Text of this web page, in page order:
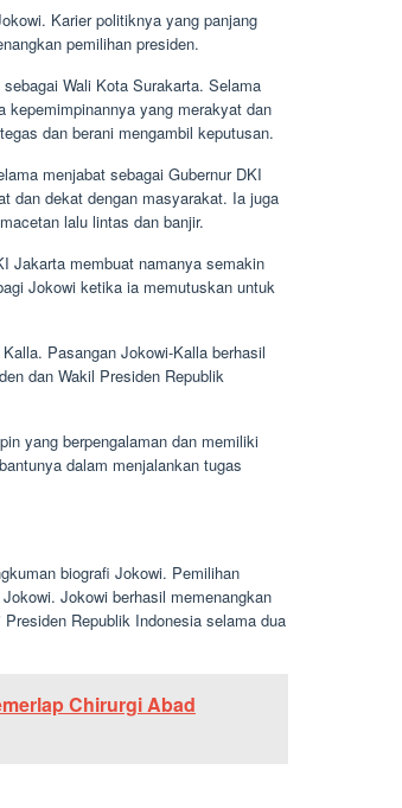
Karier politiknya yang panjang
pemilihan presiden.
Wali Kota Surakarta. Selama
kepemimpinannya yang merakyat dan
dan berani mengambil keputusan.
menjabat sebagai Gubernur DKI
dan dekat dengan masyarakat. Ia juga
lalu lintas dan banjir.
Jakarta membuat namanya semakin
Jokowi ketika ia memutuskan untuk
Pasangan Jokowi-Kalla berhasil
dan Wakil Presiden Republik
yang berpengalaman dan memiliki
dalam menjalankan tugas
biografi Jokowi. Pemilihan
Jokowi berhasil memenangkan
Republik Indonesia selama dua
Chirurgi Abad